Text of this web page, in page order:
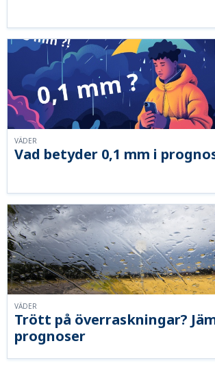
Vad betyder 0,1 mm i
VÄDER
Trött på överraskningar?
prognoser
VÄDER